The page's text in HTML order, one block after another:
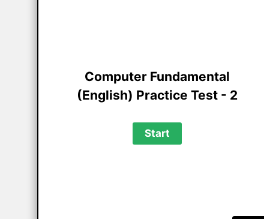
Computer Fundamental
(English) Practice Test - 2